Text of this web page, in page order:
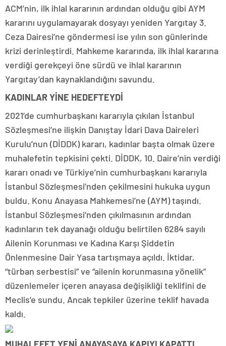
ACM’nin, ilk ihlal kararının ardından olduğu gibi AYM
kararını uygulamayarak dosyayı yeniden Yargıtay 3.
Ceza Dairesi’ne göndermesi ise yılın son günlerinde
krizi derinleştirdi. Mahkeme kararında, ilk ihlal kararına
verdiği gerekçeyi öne sürdü ve ihlal kararının
Yargıtay’dan kaynaklandığını savundu.
KADINLAR YİNE HEDEFTEYDİ
2021’de cumhurbaşkanı kararıyla çıkılan İstanbul
Sözleşmesi’ne ilişkin Danıştay İdari Dava Daireleri
Kurulu’nun (DİDDK) kararı, kadınlar başta olmak üzere
muhalefetin tepkisini çekti. DİDDK, 10. Daire’nin verdiği
kararı onadı ve Türkiye’nin cumhurbaşkanı kararıyla
İstanbul Sözleşmesi’nden çekilmesini hukuka uygun
buldu. Konu Anayasa Mahkemesi’ne (AYM) taşındı.
İstanbul Sözleşmesi’nden çıkılmasının ardından
kadınların tek dayanağı olduğu belirtilen 6284 sayılı
Ailenin Korunması ve Kadına Karşı Şiddetin
Önlenmesine Dair Yasa tartışmaya açıldı. İktidar,
“türban serbestisi” ve “ailenin korunmasına yönelik”
düzenlemeler içeren anayasa değişikliği teklifini de
Meclis’e sundu. Ancak tepkiler üzerine teklif havada
kaldı.